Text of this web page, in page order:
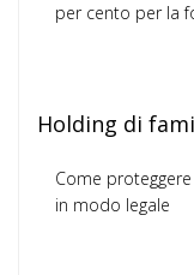
per cento per la
Holding di
Come
in modo legale